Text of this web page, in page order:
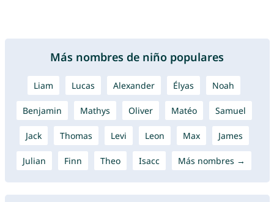
Más nombres de niño populares
Liam Lucas Alexander Élyas Noah
Benjamin Mathys Oliver Matéo Samuel
Jack Thomas Levi Leon Max James
Julian Finn Theo Isacc Más nombres →